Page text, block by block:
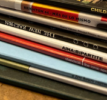
VV.AA